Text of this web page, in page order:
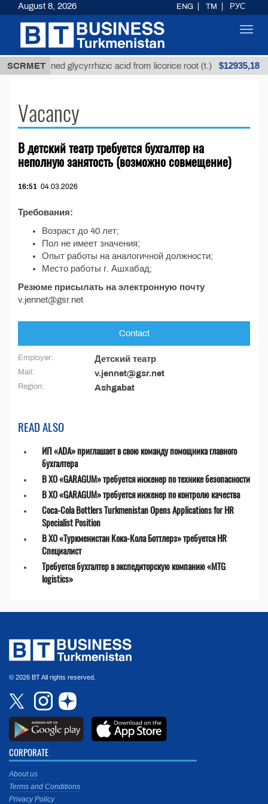
SCRMET
Unrefined glycyrrhizic acid from licorice root (t.) $12935,18
Vacancy
В детский театр требуется бухгалтер на
неполную занятость (возможно совмещение)
16:51 04.03.2026
Требования:
Возраст до 40 лет;
Пол не имеет значения;
Опыт работы на аналогичной должности;
Место работы г. Ашхабад;
Резюме присылать на электронную почту
v.jennet@gsr.net
Contact
Employer: Детский театр
Mail: v.jennet@gsr.net
Region: Ashgabat
READ ALSO
ИП «ADA» приглашает в свою команду помощника главного
бухгалтера
В ХО «GARAGUM» требуется инженер по технике безопасности
В ХО «GARAGUM» требуется инженер по контролю качества
Coca-Cola Bottlers Turkmenistan Opens Applications for HR
Specialist Position
В ХО «Туркменистан Кока-Кола Боттлерз» требуется HR
Специалист
Требуется бухгалтер в экспедиторскую компанию «MTG
logistics»
© 2026 BT All rights reserved.
CORPORATE
About us
Terms and Conditions
Privacy Policy
August 8, 2026 ENG TM РУС